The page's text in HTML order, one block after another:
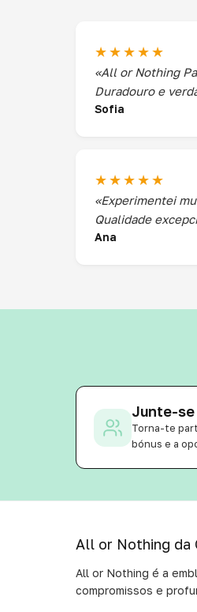
★★★★★
«All or Nothing
Duradouro e
Sofia
★★★★★
«Experimentei
Qualidade
Ana
Junte-se
Torna-te
bónus e a
All or Nothing da
All or Nothing é a
compromissos e